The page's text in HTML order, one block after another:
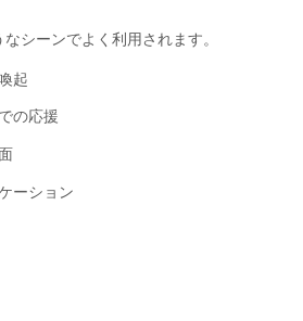
なシーンでよく利用されます。
起
の応援
ーション